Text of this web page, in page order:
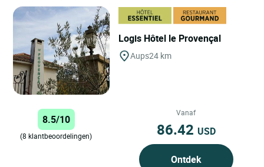
Logis Hôtel le Provençal
Aups24 km
8.5/10
(8 klantbeoordelingen)
Vanaf
86.42 USD
Ontdek